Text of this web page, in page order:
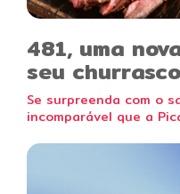
481, uma
seu
Se surpreenda com o
incomparável que a